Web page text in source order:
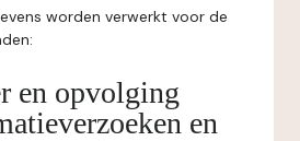
worden verwerkt voor de
en opvolging
en